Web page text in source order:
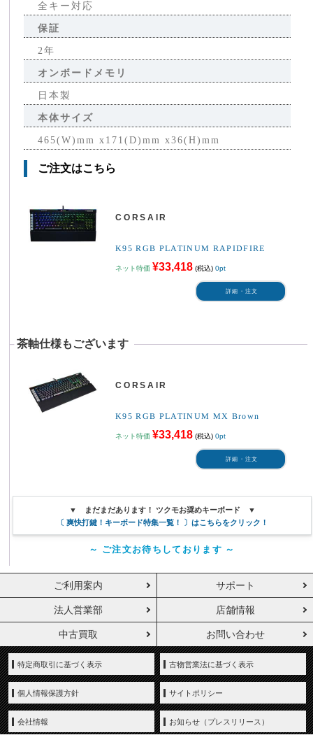
全キー対応
保証
2年
オンボードメモリ
日本製
本体サイズ
465(W)mm x171(D)mm x36(H)mm
ご注文はこちら
CORSAIR
K95 RGB PLATINUM RAPIDFIRE
ネット特価 ¥33,418 (税込) 0pt
詳細・注文
─茶軸仕様もございます
CORSAIR
K95 RGB PLATINUM MX Brown
ネット特価 ¥33,418 (税込) 0pt
詳細・注文
▼ まだまだあります！ ツクモお奨めキーボード ▼
〔 爽快打鍵！キーボード特集一覧！ 〕はこちらをクリック！
～ ご注文お待ちしております ～
ご利用案内 サポート
法人営業部 店舗情報
中古買取 お問い合わせ
特定商取引に基づく表示 古物営業法に基づく表示
個人情報保護方針 サイトポリシー
会社情報 お知らせ（プレスリリース）